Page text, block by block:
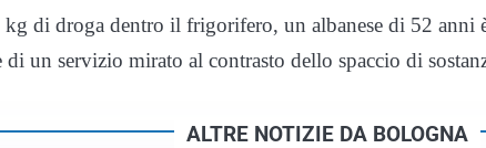
kg di droga dentro il frigorifero, un albanese di 52 anni
un servizio mirato al contrasto dello spaccio di
ALTRE NOTIZIE DA BOLOGNA